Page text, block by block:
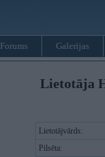
Forums Galerijas
Lietotāja
Lietotājvārds:
Pilsēta: